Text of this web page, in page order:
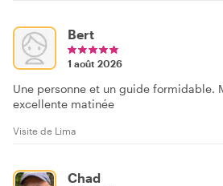
Bert
1 août 2026
Une personne et un guide formidable.
excellente matinée
Visite de Lima
Chad